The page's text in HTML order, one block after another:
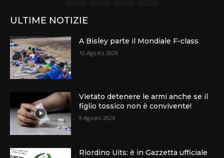
ULTIME NOTIZIE
A Bisley parte il Mondiale F-class
10 Agosto 2026
Vietato detenere le armi anche se il
figlio tossico non è convivente!
9 Agosto 2026
Riordino Uits: è in Gazzetta ufficiale